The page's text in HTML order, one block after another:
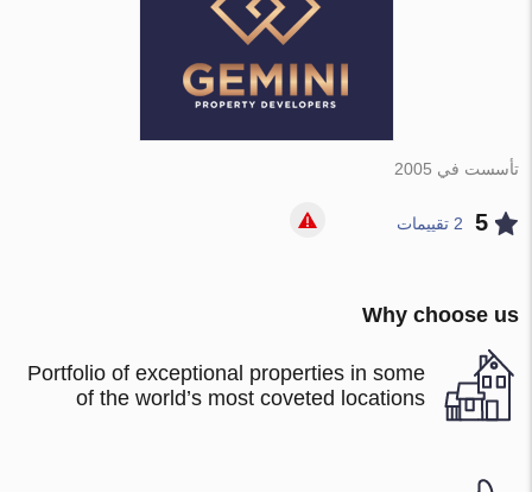
تأسست في 2005
5 2 تقييمات
Why choose us
Portfolio of exceptional properties in some
of the world’s most coveted locations